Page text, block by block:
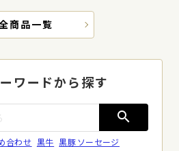
商品一覧
ワードから探す
search
合わせ 黒牛 黒豚 ソーセージ